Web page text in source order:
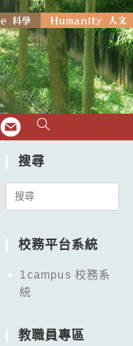
EMAIL
至2025年5月6日（星期二
搜尋
Search
校務平台系統
1campus 校務系
統
教職員專區